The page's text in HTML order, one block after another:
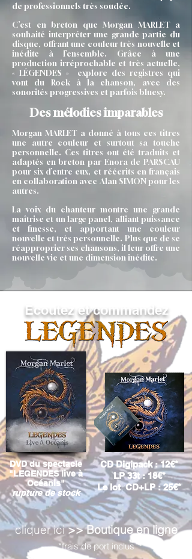
de professionnels très soudée.​
C’est en breton que Morgan MARLET a
souhaité interpréter une grande partie du
disque, offrant une couleur très nouvelle et
inédite à l’ensemble. Grâce à une
production irréprochable et très actuelle,
« LÉGENDES » explore des registres qui
vont du Rock à la chanson, avec des
sonorités progressives et parfois bluesy.​
Des mélodies imparables
Morgan MARLET a donné à tous ces titres
une autre couleur et surtout sa touche
personnelle. Ces titres ont été traduits et
adaptés en breton par Enora de PARSCAU
pour six d’entre eux, et réécrits en français
en collaboration avec Alan SIMON pour les
autres.
​La voix du chanteur montre une grande
maîtrise et un large panel, alliant puissance
et finesse, et apportant une couleur
nouvelle et très personnelle. Plus que de se
réapproprier ses chansons, il leur offre une
nouvelle vie et une dimension inédite.
Ecoutez et commandez
DVD du spectacle
"LEGENDES live à
Océanis"
rupture de stock
CDDigipack: 12€*
LP33t: 18€*
LelotCD+LP : 25€*
cliquer ici>> Boutique en ligne
*frais de port inclus